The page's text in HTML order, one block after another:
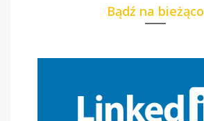
Bądź na bieżąco